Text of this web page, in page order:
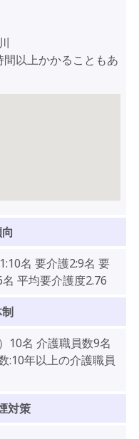
以上かかることもあ
名 要介護2:9名 要
平均要介護度2.76
10名 介護職員数9名
:10年以上の介護職員
対策